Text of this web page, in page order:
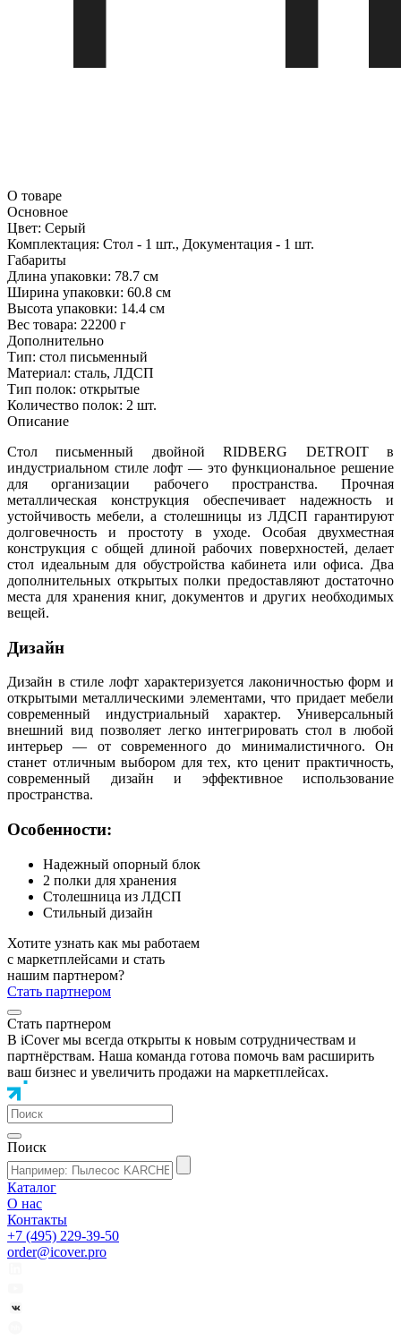
О товаре
Основное
Цвет: Серый
Комплектация: Стол - 1 шт., Документация - 1 шт.
Габариты
Длина упаковки: 78.7 см
Ширина упаковки: 60.8 см
Высота упаковки: 14.4 см
Вес товара: 22200 г
Дополнительно
Тип: стол письменный
Материал: сталь, ЛДСП
Тип полок: открытые
Количество полок: 2 шт.
Описание
Стол письменный двойной RIDBERG DETROIT в
индустриальном стиле лофт — это функциональное решение
для организации рабочего пространства. Прочная
металлическая конструкция обеспечивает надежность и
устойчивость мебели, а столешницы из ЛДСП гарантируют
долговечность и простоту в уходе. Особая двухместная
конструкция с общей длиной рабочих поверхностей, делает
стол идеальным для обустройства кабинета или офиса. Два
дополнительных открытых полки предоставляют достаточно
места для хранения книг, документов и других необходимых
вещей.
Дизайн
Дизайн в стиле лофт характеризуется лаконичностью форм и
открытыми металлическими элементами, что придает мебели
современный индустриальный характер. Универсальный
внешний вид позволяет легко интегрировать стол в любой
интерьер — от современного до минималистичного. Он
станет отличным выбором для тех, кто ценит практичность,
современный дизайн и эффективное использование
пространства.
Особенности:
Надежный опорный блок
2 полки для хранения
Столешница из ЛДСП
Стильный дизайн
Хотите узнать как мы работаем
с маркетплейсами и стать
нашим партнером?
Стать партнером
Стать партнером
В iCover мы всегда открыты к новым сотрудничествам и
партнёрствам. Наша команда готова помочь вам расширить
ваш бизнес и увеличить продажи на маркетплейсах.
Поиск
Каталог
О нас
Контакты
+7 (495) 229-39-50
order@icover.pro